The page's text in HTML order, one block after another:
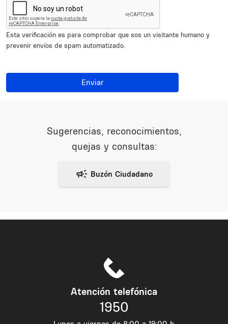
Esta verificación es para comprobar que sos un visitante humano y
prevenir envíos de spam automatizado.
Enviar
Sugerencias, reconocimientos,
quejas y consultas:
Atención telefónica
1950